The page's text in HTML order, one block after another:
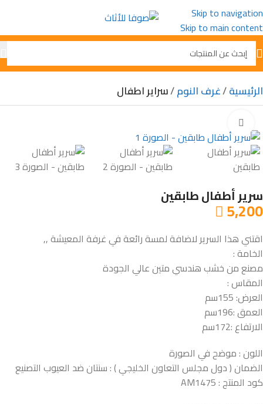
Skip to navigation
Skip to main content
الرئيسية غرف النوم سراير اطفال
سرير أطفال طابقين
 5,200
اقتني هذا السرير لاضافة لمسة رائعة في غرفة المعيشة ,,
الخامة :
مصنع من خشب هندسي متين عالي الجودة
المقاس :
العرض: 155سم
العمق :196سم
الارتفاع :172سم
اللون : موضح في الصورة
الضمان ( دول مجلس التعاون الخليجي ) : سنتان ضد العيوب التصنيع
كود المنتج :AM1475